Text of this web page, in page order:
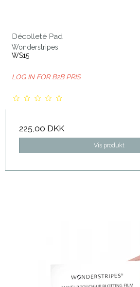
Décolleté Pad
Wonderstripes
WS15
LOG IN FOR B2B PRIS
225,00 DKK
Vis produkt